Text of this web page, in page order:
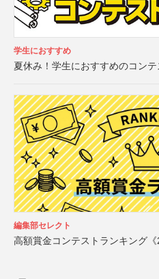
学生におすすめ
夏休み！学生におすすめのコンテ
編集部セレクト
高額賞金コンテストランキング《